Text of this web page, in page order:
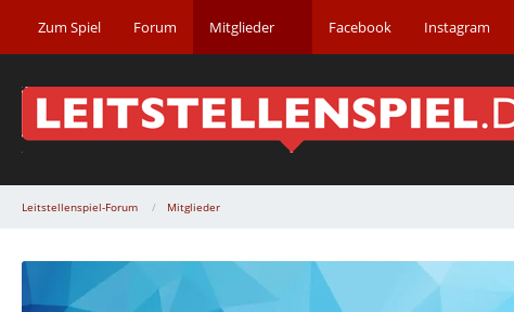
Zum Spiel Forum Mitglieder Facebook Instagram
Leitstellenspiel-Forum Mitglieder